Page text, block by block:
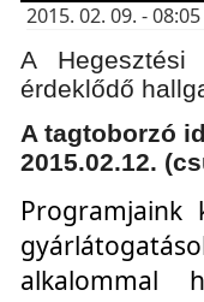
2015. 02. 09. -
A
érdeklődő
A tagtoborzó
2015.02.12.
Programjaink
alkalommal